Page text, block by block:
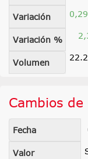
Variación
Variación %
Volumen
Cambios de
Fecha
Valor